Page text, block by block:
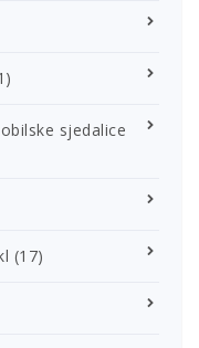
sjedalice
(17)